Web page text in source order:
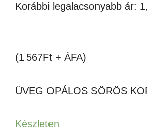
was:
is:
Korábbi legalacsonyabb ár:
(1 567Ft + ÁFA)
ÜVEG OPÁLOS SÖRÖS
Készleten